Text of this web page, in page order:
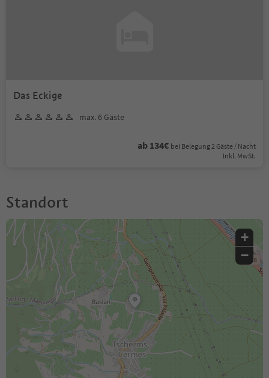
Das Eckige
max. 6 Gäste
ab 134€ bei Belegung 2 Gäste / Nacht
Inkl. MwSt.
Standort
+
−